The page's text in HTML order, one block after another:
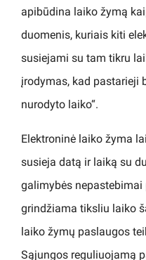
apibūdina laiko žymą
duomenis, kuriais kiti
susiejami su tam tikru
įrodymas, kad pastarieji
nurodyto laiko“.
Elektroninė laiko žyma
susieja datą ir laiką su
galimybės
grindžiama tiksliu laiko
laiko žymų paslaugos
Sąjungos reguliuojamą